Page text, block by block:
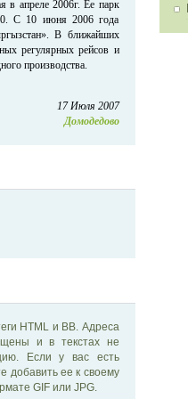
в апреле 2006г. Ее парк
С 10 июня 2006 года
В ближайших
регулярных рейсов и
производства.
17 Июля 2007
Домодедово
HTML и BB. Адреса
и в текстах не
Если у вас есть
ее к своему
GIF или JPG.